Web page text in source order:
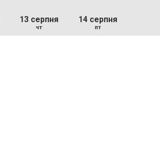
13 серпня
чт
14 серпня
пт